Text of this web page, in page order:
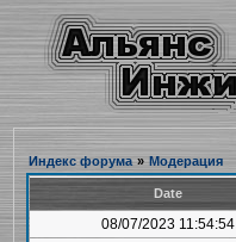
Индекс форума » Модерация
Date
08/07/2023 11:54:54